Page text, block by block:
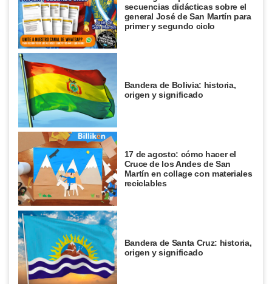
secuencias didácticas sobre el
general José de San Martín para
primer y segundo ciclo
Bandera de Bolivia: historia,
origen y significado
17 de agosto: cómo hacer el
Cruce de los Andes de San
Martín en collage con materiales
reciclables
Bandera de Santa Cruz: historia,
origen y significado